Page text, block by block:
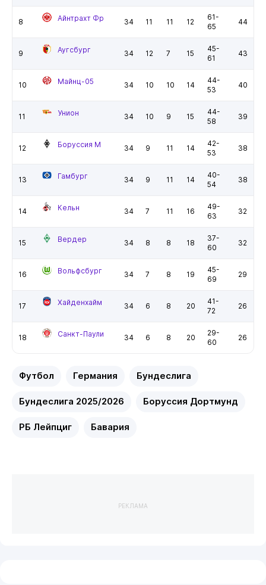
8 Айнтрахт Фр 34 11 11 12
61-
65
44
9 Аугсбург 34 12 7 15
45-
61
43
10 Майнц-05 34 10 10 14
44-
53
40
11 Унион 34 10 9 15
44-
58
39
12 Боруссия М 34 9 11 14
42-
53
38
13 Гамбург 34 9 11 14
40-
54
38
14 Кельн 34 7 11 16
49-
63
32
15 Вердер 34 8 8 18
37-
60
32
16 Вольфсбург 34 7 8 19
45-
69
29
17 Хайденхайм 34 6 8 20
41-
72
26
18 Санкт-Паули 34 6 8 20
29-
60
26
Футбол Германия Бундеслига
Бундеслига 2025/2026 Боруссия Дортмунд
РБ Лейпциг Бавария
РЕКЛАМА